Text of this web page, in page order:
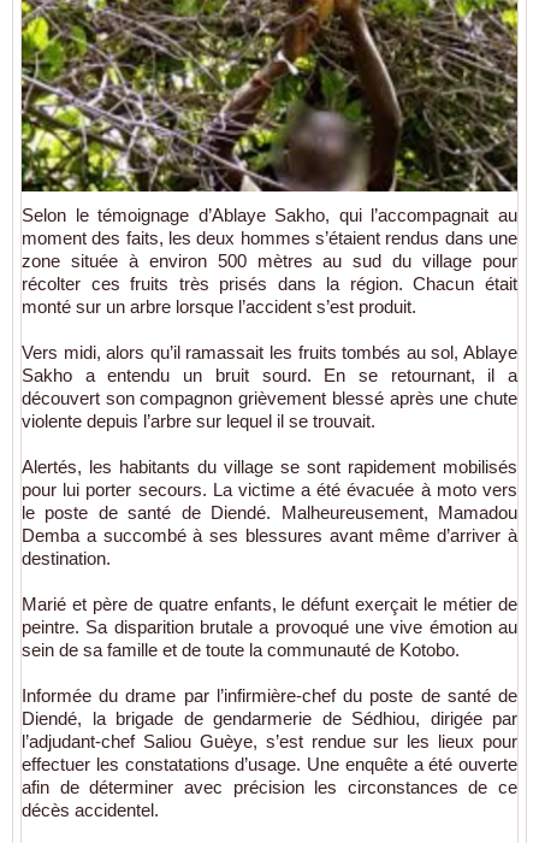
Selon le témoignage d’Ablaye Sakho, qui l’accompagnait au
moment des faits, les deux hommes s’étaient rendus dans une
zone située à environ 500 mètres au sud du village pour
récolter ces fruits très prisés dans la région. Chacun était
monté sur un arbre lorsque l’accident s’est produit.
Vers midi, alors qu’il ramassait les fruits tombés au sol, Ablaye
Sakho a entendu un bruit sourd. En se retournant, il a
découvert son compagnon grièvement blessé après une chute
violente depuis l’arbre sur lequel il se trouvait.
Alertés, les habitants du village se sont rapidement mobilisés
pour lui porter secours. La victime a été évacuée à moto vers
le poste de santé de Diendé. Malheureusement, Mamadou
Demba a succombé à ses blessures avant même d’arriver à
destination.
Marié et père de quatre enfants, le défunt exerçait le métier de
peintre. Sa disparition brutale a provoqué une vive émotion au
sein de sa famille et de toute la communauté de Kotobo.
Informée du drame par l’infirmière-chef du poste de santé de
Diendé, la brigade de gendarmerie de Sédhiou, dirigée par
l’adjudant-chef Saliou Guèye, s’est rendue sur les lieux pour
effectuer les constatations d’usage. Une enquête a été ouverte
afin de déterminer avec précision les circonstances de ce
décès accidentel.